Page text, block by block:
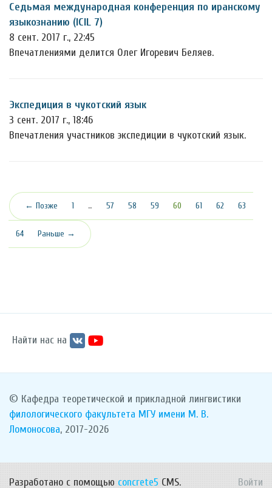
Седьмая международная конференция по иранскому
языкознанию (ICIL 7)
8 сент. 2017 г., 22:45
Впечатлениями делится Олег Игоревич Беляев.
Экспедиция в чукотский язык
3 сент. 2017 г., 18:46
Впечатления участников экспедиции в чукотский язык.
← Позже 1 … 57 58 59 60 (текущая)
61 62 63
64 Раньше →
Найти нас на
© Кафедра теоретической и прикладной лингвистики
филологического факультета МГУ имени М. В.
Ломоносова, 2017-2026
Разработано с помощью concrete5 CMS. Войти